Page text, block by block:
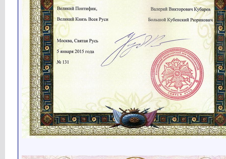
Кубарев http://www.holyrussia.com/imag...
Викуша Основатель российской...
00:48
Кубарев Новости Святой Руси... 12.02.2020,
09:47
Кубарев http://www.holyrussia.com/imag...12.02.2020,
Кубарев http://www.holyrussia.com/imag...12.02.2020,
Кубарев http://www.holyrussia.com/imag... 12.02.2020,09:49
Кубарев Новости Святой Руси... 13.02.2020,09:15
Кубарев
27.02.2020,16:36
Кубарев
03.03.2020,08:37
Кубарев
Новости Святой Руси... 06.03.2020,15:40
Кубарев
Новости Святой Руси... 10.04.2020,13:20
Кубарев Счастливой Пасхи! Христос...17.04.2020,09:44
Кубарев Новости Святой Руси...09.05.2020,10:31
Кубарев Новости Святой Руси...09.06.2020,09:32
Кубарев Какая то ерунда с показом...12.06.2020,19:52